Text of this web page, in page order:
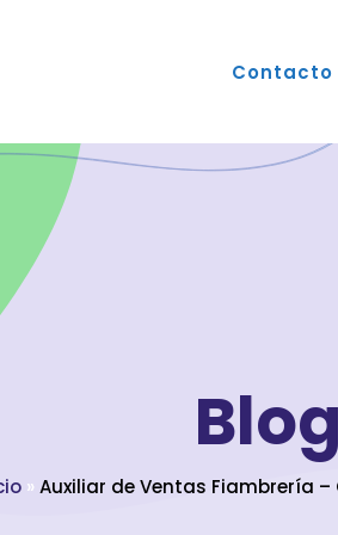
Contacto
Blog
» Auxiliar de Ventas Fiambrería